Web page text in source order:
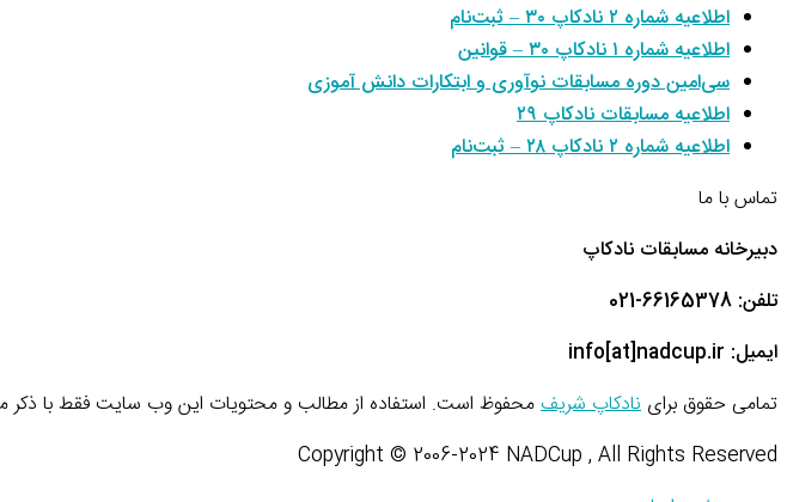
اطلاعیه شماره ۲ نادکاپ ۳۰ – ثبت‌نام
اطلاعیه شماره ۱ نادکاپ ۳۰ – قوانین
سی‌امین دوره مسابقات نوآوری و ابتکارات دانش آموزی
اطلاعیه مسابقات نادکاپ ۲۹
اطلاعیه شماره ۲ نادکاپ ۲۸ – ثبت‌نام
تماس با ما
دبیرخانه مسابقات نادکاپ
تلفن: 66165378-021
ایمیل: info[at]nadcup.ir
تمامی حقوق برای نادکاپ شریفمحفوظ است. استفاده از مطالب و محتویات این وب سایت فقط با ذکر
Copyright © 2006-2024 NADCup , All Rights Reserved